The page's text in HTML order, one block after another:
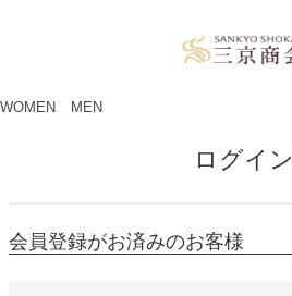
WOMEN MEN
ログイン
会員登録がお済みのお客様